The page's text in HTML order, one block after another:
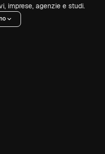
imprese, agenzie e studi.